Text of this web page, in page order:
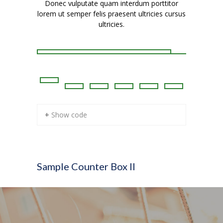
Donec vulputate quam interdum porttitor
lorem ut semper felis praesent ultricies cursus
ultricies.
+ Show code
Sample Counter Box II